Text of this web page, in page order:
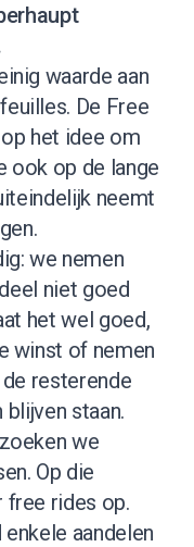
waarde aan
De Free
het idee om
ook op de lange
neemt
we nemen
niet goed
het wel goed,
winst of nemen
resterende
staan.
we
Op die
free rides op.
aandelen